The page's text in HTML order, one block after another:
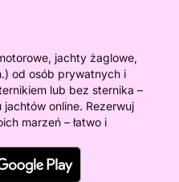
jachty żaglowe,
od osób prywatnych i
lub bez sternika –
online. Rezerwuj
marzeń – łatwo i